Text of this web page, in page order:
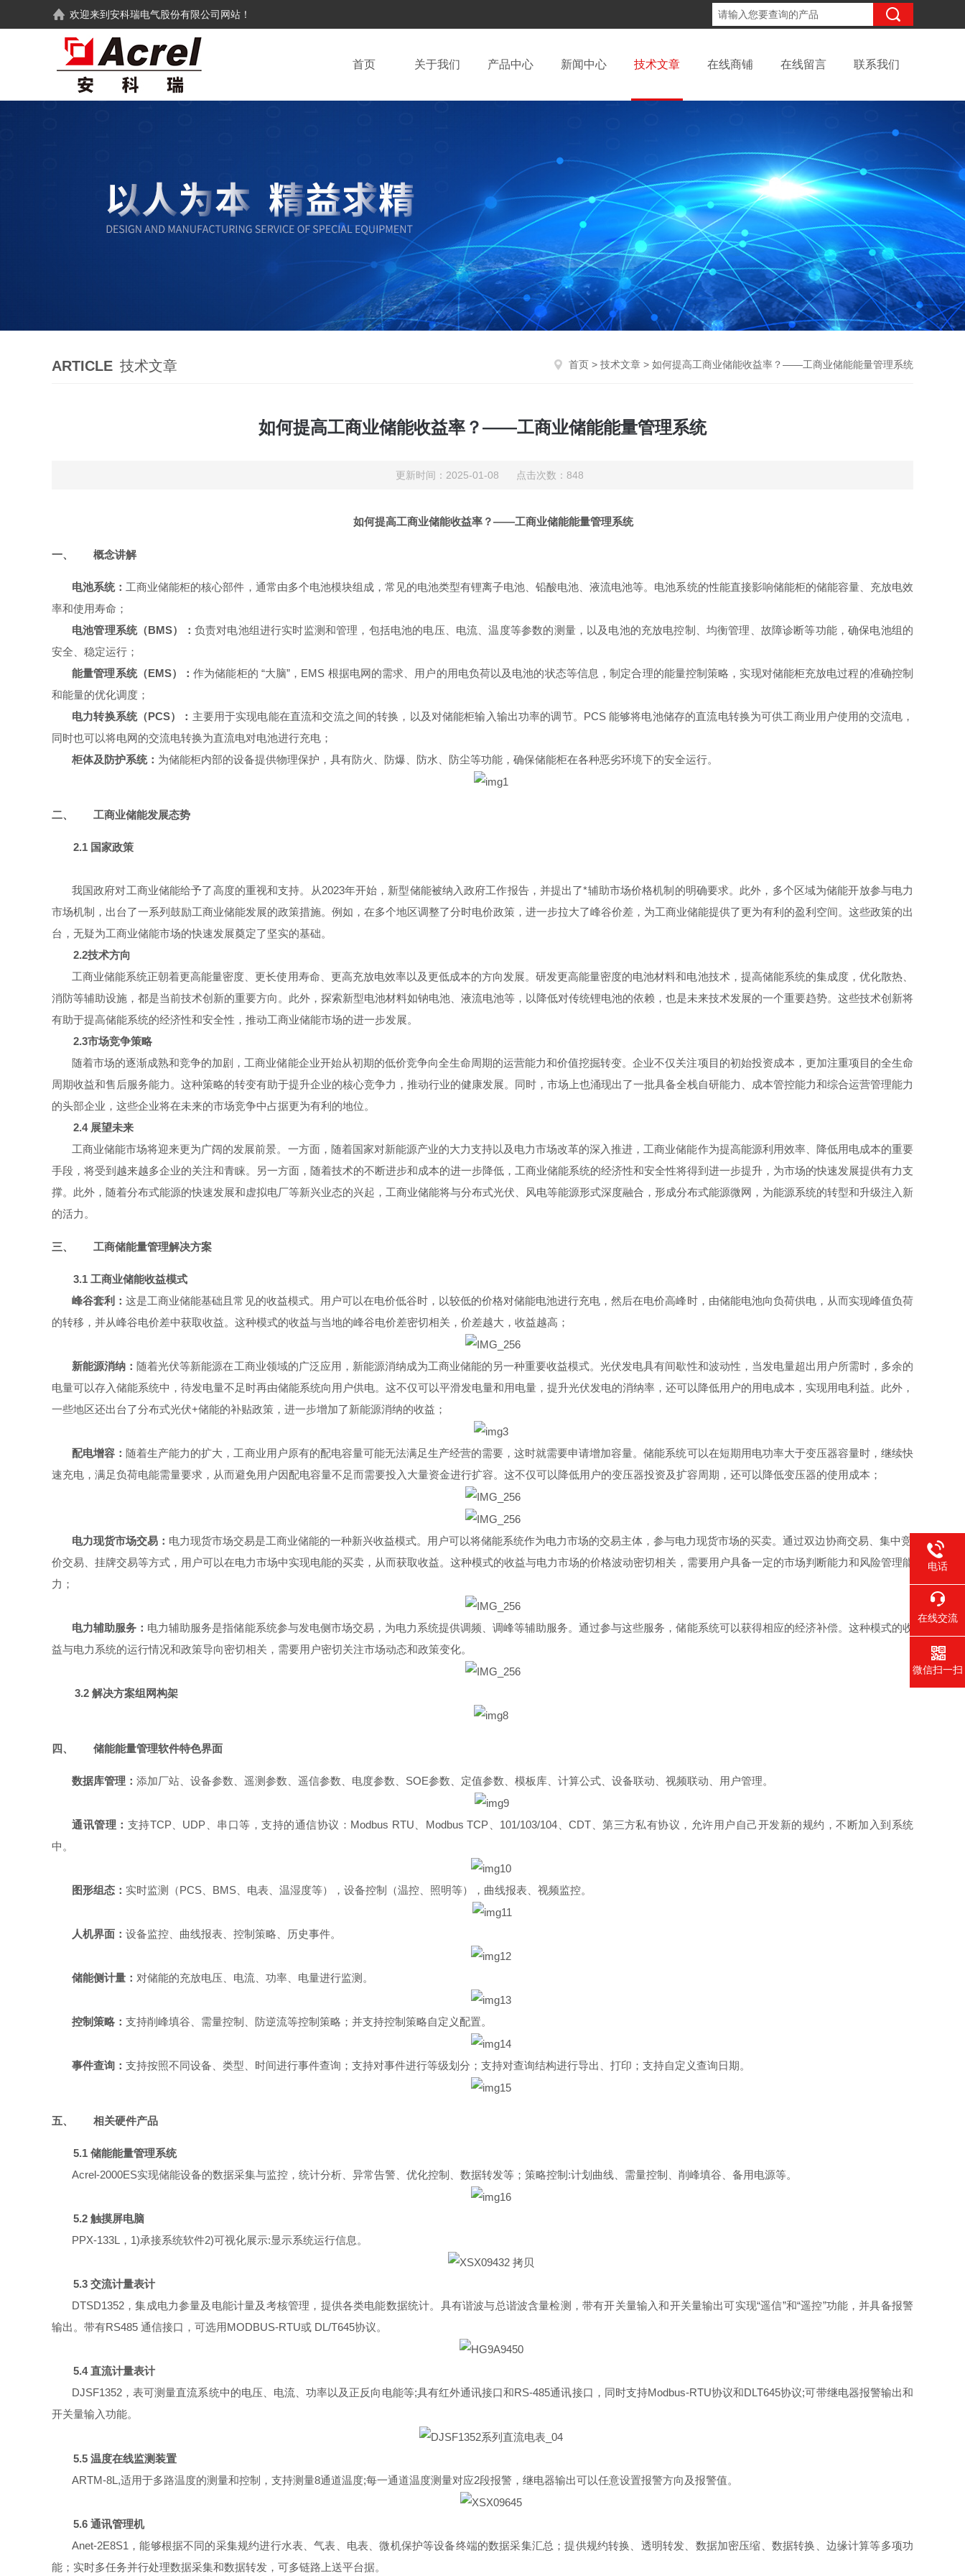
欢迎来到安科瑞电气股份有限公司 网站！
首页 关于我们 产品中心 新闻中心 技术文章 在线商铺 在线留言 联系我们
ARTICLE 技术文章 首页 > 技术文章 > 如何提高工商业储能收益率？——工商业储能能量管理系统
如何提高工商业储能收益率？——工商业储能能量管理系统
更新时间：2025-01-08 点击次数：848
如何提高工商业储能收益率 ？——工商业储能能量管理系统
一、 概念讲解
电池系统： 工商业储能柜的核心部件，通常由多个电池模块组成，常见的电池类型有锂离子电池、铅酸电池、液流电池等。电池系统的性能直接影响储能柜的储能容量、充放电效
率和使用寿命；
电池管理系统（BMS）： 负责对电池组进行实时监测和管理，包括电池的电压、电流、温度等参数的测量，以及电池的充放电控制、均衡管理、故障诊断等功能，确保电池组的
安全、稳定运行；
能量管理系统（EMS）：作为储能柜的 “大脑”，EMS 根据电网的需求、用户的用电负荷以及电池的状态等信息，制定合理的能量控制策略，实现对储能柜充放电过程的准确控制
和能量的优化调度 ；
电力转换系统（PCS）： 主要用于实现电能在直流和交流之间的转换，以及对储能柜输入输出功率的调节。PCS 能够将电池储存的直流电转换为可供工商业用户使用的交流电，
同时也可以将电网的交流电转换为直流电对电池进行充电；
柜体及防护系统： 为储能柜内部的设备提供物理保护，具有防火、防爆、防水、防尘等功能，确保储能柜在各种恶劣环境下的安全运行。
二、 工商业储能发展态势
2.1 国家政策
我国政府对工商业储能给予了高度的重视和支持。从2023年开始，新型储能被纳入政府工作报告，并提出了*辅助市场价格机制的明确要求。此外，多个区域为储能开放参与电力
市场机制，出台了一系列鼓励工商业储能发展的政策措施。例如， 在多个地区调整了分时电价政策，进一步拉大了峰谷价差，为工商业储能提供了更为有利的盈利空间。这些政策的出
台，无疑为工商业储能市场的快速发展奠定了坚实的基础。
2.2技术方向
工商业储能系统正朝着更高能量密度、更长使用寿命、更高充放电效率以及更低成本的方向发展。研发更高能量密度的电池材料和电池技术，提高储能系统的集成度，优化散热、
消防等辅助设施，都是当前技术创新的重要方向。此外，探索新型电池材料如钠电池、液流电池等，以降低对传统锂电池的依赖，也是未来技术发展的一个重要趋势。这些技术创新将
有助于提高储能系统的经济性和安全性，推动工商业储能市场的进一步发展。
2.3市场竞争策略
随着市场的逐渐成熟和竞争的加剧，工商业储能企业开始从初期的低价竞争向全生命周期的运营能力和价值挖掘转变。企业不仅关注项目的初始投资成本，更加注重项目的全生命
周期收益和售后服务能力。这种策略的转变有助于提升企业的核心竞争力，推动行业的健康发展。同时，市场上也涌现出了一批具备全栈自研能力、成本管控能力和综合运营管理能力
的头部企业，这些企业将在未来的市场竞争中占据更为有利的地位。
2.4 展望未来
工商业储能市场将迎来更为广阔的发展前景。一方面，随着国家对新能源产业的大力支持以及电力市场改革的深入推进，工商业储能作为提高能源利用效率、降低用电成本的重要
手段，将受到越来越多企业的关注和青睐。另一方面，随着技术的不断进步和成本的进一步降低，工商业储能系统的经济性和安全性将得到进一步提升，为市场的快速发展提供有力支
撑。此外，随着分布式能源的快速发展和虚拟电厂等新兴业态的兴起，工商业储能将与分布式光伏、风电等能源形式深度融合，形成分布式能源微网，为能源系统的转型和升级注入新
的活力。
三、 工商储能量管理解决方案
3.1 工商业储能收益模式
峰谷套利：这是工商业储能基础且常见的收益模式。用户可以在电价低谷时，以较低的价格对储能电池进行充电，然后在电价高峰时，由储能电池向负荷供电，从而实现峰值负荷
的转移，并从峰谷电价差中获取收益。这种模式的收益与当地的峰谷电价差密切相关，价差越大，收益越高；
新能源消纳： 随着光伏等新能源在工商业领域的广泛应用，新能源消纳成为工商业储能的另一种重要收益模式。光伏发电具有间歇性和波动性，当发电量超出用户所需时，多余的
电量可以存入储能系统中，待发电量不足时再由储能系统向用户供电。这不仅可以平滑发电量和用电量，提升光伏发电的消纳率，还可以降低用户的用电成本，实现用电利益。此外，
一些地区还出台了分布式光伏+储能的补贴政策，进一步增加了新能源消纳的收益 ；
配电增容： 随着生产能力的扩大，工商业用户原有的配电容量可能无法满足生产经营的需要，这时就需要申请增加容量。储能系统可以在短期用电功率大于变压器容量时，继续快
速充电，满足负荷电能需量要求，从而避免用户因配电容量不足而需要投入大量资金进行扩容。这不仅可以降低用户的变压器投资及扩容周期，还可以降低变压器的使用成本 ；
电力现货市场交易： 电力现货市场交易是工商业储能的一种新兴收益模式。用户可以将储能系统作为电力市场的交易主体，参与电力现货市场的买卖。通过双边协商交易、集中竞
价交易、挂牌交易等方式，用户可以在电力市场中实现电能的买卖，从而获取收益。这种模式的收益与电力市场的价格波动密切相关，需要用户具备一定的市场判断能力和风险管理能
力；
电力辅助服务： 电力辅助服务是指储能系统参与发电侧市场交易，为电力系统提供调频、调峰等辅助服务。通过参与这些服务，储能系统可以获得相应的经济补偿。这种模式的收
益与电力系统的运行情况和政策导向密切相关，需要用户密切关注市场动态和政策变化。
3.2 解决方案组网构架
四、 储能能量管理软件特色界面
数据库管理 ：添加厂站、设备参数、遥测参数、遥信参数、电度参数、SOE参数、定值参数、模板库、计算公式、设备联动、视频联动、用户管理。
通讯管理 ： 支持TCP、UDP、串口等，支持的通信协议：Modbus RTU、Modbus TCP、101/103/104、CDT、第三方私有协议，允许用户自己开发新的规约，不断加入到系统
中。
图形组态： 实时监测（PCS、BMS、电表、温湿度等），设备控制（温控、照明等），曲线报表、视频监控。
人机界面：设备监控、曲线报表、控制策略、历史事件。
储能侧计量 ： 对储能的充放电压、电流、功率、电量进行监测。
控制策略 ：支持削峰填谷、需量控制、防逆流等控制策略；并支持控制策略自定义配置。
事件查询 ：支持按照不同设备、类型、时间进行事件查询；支持对事件进行等级划分；支持对查询结构进行导出、打印；支持自定义查询日期。
五、 相关硬件产品
5.1 储能能量管理系统
Acrel-2000ES实现储能设备的数据采集与监控，统计分析、异常告警、优化控制、数据转发等；策略控制:计划曲线、需量控制、削峰填谷、备用电源等。
5.2 触摸屏电脑
PPX-133L ，1)承接系统软件2)可视化展示:显示系统运行信息。
5.3 交流计量表计
DTSD1352，集成电力参量及电能计量及考核管理，提供各类电能数据统计。具有谐波与总谐波含量检测，带有开关量输入和开关量输出可实现“遥信”和“遥控”功能，并具备报警
输出。带有RS485 通信接口，可选用MODBUS-RTU或 DL/T645协议。
5.4 直流计量表计
DJSF1352，表可测量直流系统中的电压、电流、功率以及正反向电能等;具有红外通讯接口和RS-485通讯接口，同时支持Modbus-RTU协议和DLT645协议;可带继电器报警输出和
开关量输入功能。
5.5 温度在线监测装置
ARTM-8L,适用于多路温度的测量和控制，支持测量8通道温度;每一通道温度测量对应2段报警，继电器输出可以任意设置报警方向及报警值。
5.6 通讯管理机
Anet-2E8S1，能够根据不同的采集规约进行水表、气表、电表、微机保护等设备终端的数据采集汇总；提供规约转换、透明转发、数据加密压缩、数据转换、边缘计算等多项功
能；实时多任务并行处理数据采集和数据转发，可多链路上送平台据。
电话
在线交流
微信扫一扫